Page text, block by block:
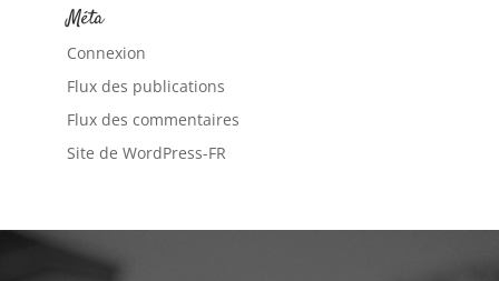
Méta
Connexion
Flux des publications
Flux des commentaires
Site de WordPress-FR